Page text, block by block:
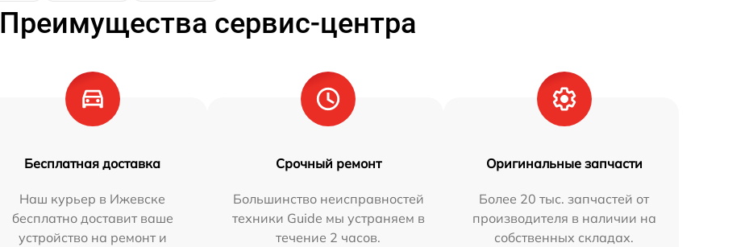
Преимущества сервис-центра
Бесплатная доставка
Наш курьер в Ижевске
бесплатно доставит ваше
устройство на ремонт и
Срочный ремонт
Большинство неисправностей
техники Guide мы устраняем в
течение 2 часов.
Оригинальные запчасти
Более 20 тыс. запчастей от
производителя в наличии на
собственных складах.